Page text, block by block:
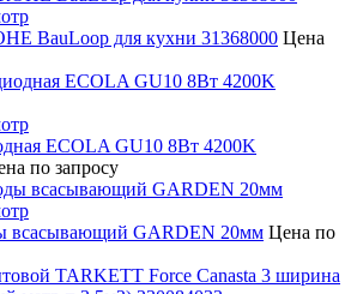
BauLoop для кухни 31368000 Цена
ECOLA GU10 8Вт 4200K
по запросу
всасывающий GARDEN 20мм Цена по